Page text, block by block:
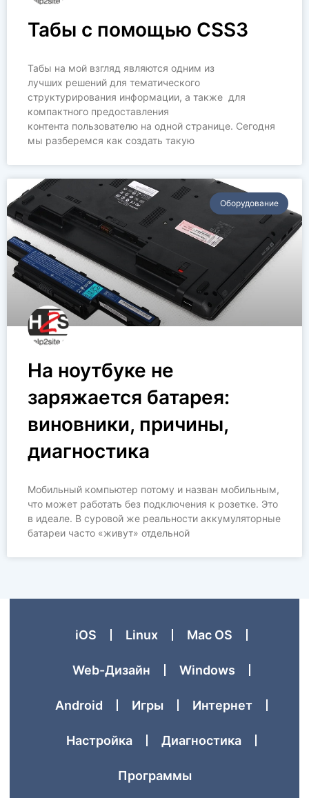
Табы с помощью CSS3
Табы на мой взгляд являются одним из
лучших решений для тематического
структурирования информации, а также для
компактного предоставления
контента пользователю на одной странице. Сегодня
мы разберемся как создать такую
Оборудование
На ноутбуке не
заряжается батарея:
виновники, причины,
диагностика
Мобильный компьютер потому и назван мобильным,
что может работать без подключения к розетке. Это
в идеале. В суровой же реальности аккумуляторные
батареи часто «живут» отдельной
iOS Linux Mac OS
Web-Дизайн Windows
Аndroid Игры Интернет
Настройка Диагностика
Программы